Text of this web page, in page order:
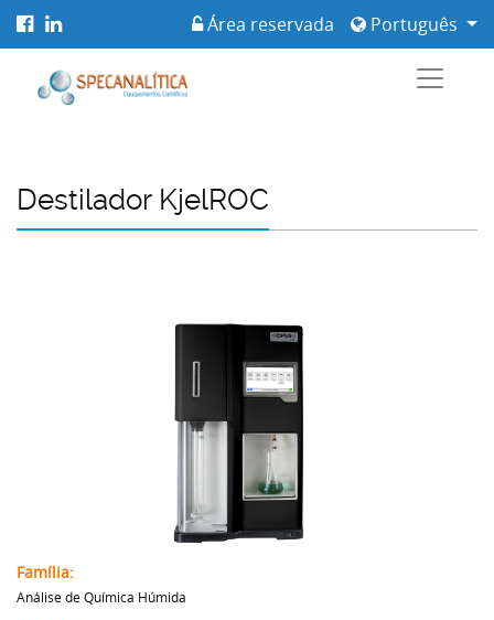
Português
Área reservada
Destilador KjelROC
Família:
Análise de Química Húmida